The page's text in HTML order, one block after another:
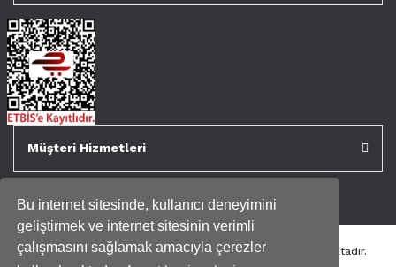
Bu internet sitesinde, kullanıcı deneyimini
geliştirmek ve internet sitesinin verimli
çalışmasını sağlamak amacıyla çerezler
Müşteri Hizmetleri
Tüm kredi kartı bilgileriniz 256bit SSL Sertifikası ile korunmaktadır.